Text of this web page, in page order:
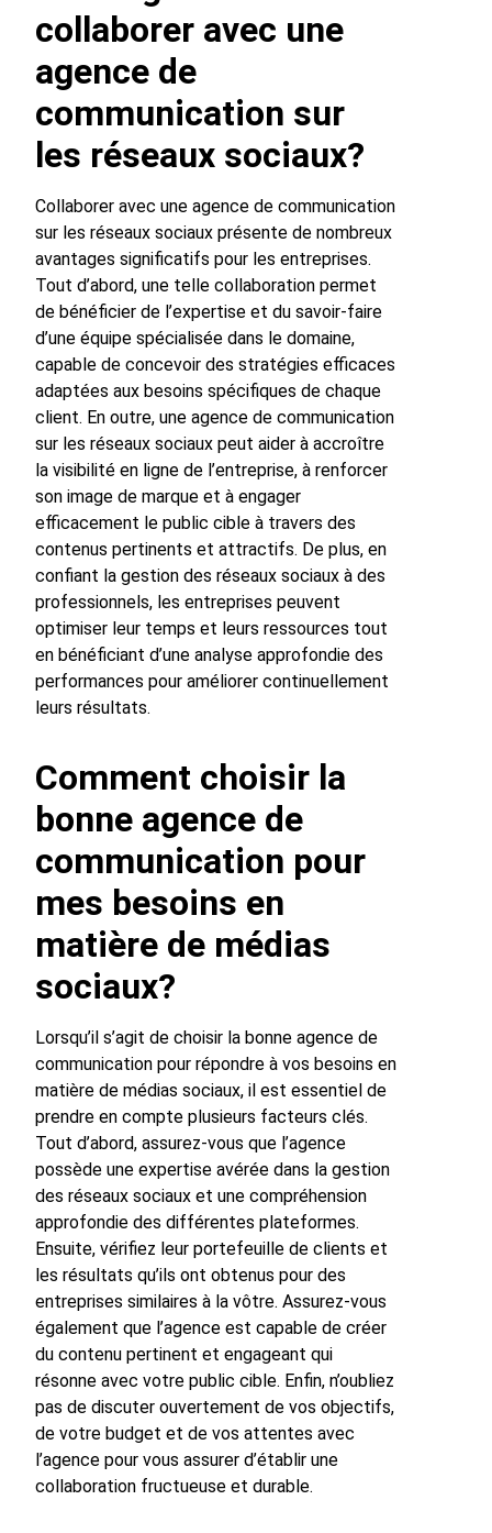
collaborer avec une
agence de
communication sur
les réseaux sociaux?
Collaborer avec une agence de communication
sur les réseaux sociaux présente de nombreux
avantages significatifs pour les entreprises.
Tout d’abord, une telle collaboration permet
de bénéficier de l’expertise et du savoir-faire
d’une équipe spécialisée dans le domaine,
capable de concevoir des stratégies efficaces
adaptées aux besoins spécifiques de chaque
client. En outre, une agence de communication
sur les réseaux sociaux peut aider à accroître
la visibilité en ligne de l’entreprise, à renforcer
son image de marque et à engager
efficacement le public cible à travers des
contenus pertinents et attractifs. De plus, en
confiant la gestion des réseaux sociaux à des
professionnels, les entreprises peuvent
optimiser leur temps et leurs ressources tout
en bénéficiant d’une analyse approfondie des
performances pour améliorer continuellement
leurs résultats.
Comment choisir la
bonne agence de
communication pour
mes besoins en
matière de médias
sociaux?
Lorsqu’il s’agit de choisir la bonne agence de
communication pour répondre à vos besoins en
matière de médias sociaux, il est essentiel de
prendre en compte plusieurs facteurs clés.
Tout d’abord, assurez-vous que l’agence
possède une expertise avérée dans la gestion
des réseaux sociaux et une compréhension
approfondie des différentes plateformes.
Ensuite, vérifiez leur portefeuille de clients et
les résultats qu’ils ont obtenus pour des
entreprises similaires à la vôtre. Assurez-vous
également que l’agence est capable de créer
du contenu pertinent et engageant qui
résonne avec votre public cible. Enfin, n’oubliez
pas de discuter ouvertement de vos objectifs,
de votre budget et de vos attentes avec
l’agence pour vous assurer d’établir une
collaboration fructueuse et durable.